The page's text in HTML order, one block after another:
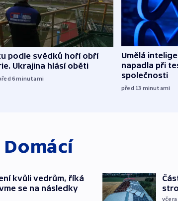
podle svědků hoří obří
Ukrajina hlásí oběti
6minutami
Umělá
napadla při
společnosti
před 13 minutami
Domácí
kvůli vedrům, říká
se na následky
včera